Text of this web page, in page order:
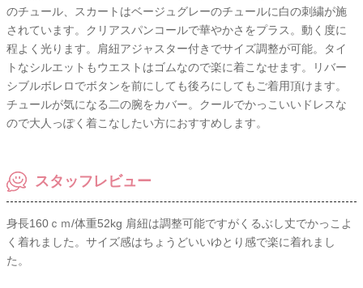
のチュール、スカートはベージュグレーのチュールに白の刺繍が施
されています。クリアスパンコールで華やかさをプラス。動く度に
程よく光ります。肩紐アジャスター付きでサイズ調整が可能。タイ
トなシルエットもウエストはゴムなので楽に着こなせます。リバー
シブルボレロでボタンを前にしても後ろにしてもご着用頂けます。
チュールが気になる二の腕をカバー。クールでかっこいいドレスな
ので大人っぽく着こなしたい方におすすめします。
スタッフレビュー
身長160ｃｍ/体重52kg 肩紐は調整可能ですがくるぶし丈でかっこよ
く着れました。サイズ感はちょうどいいゆとり感で楽に着れまし
た。